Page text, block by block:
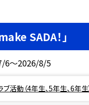
SADA！」
6～2026/8/5
活動（4年生、5年生、6年生